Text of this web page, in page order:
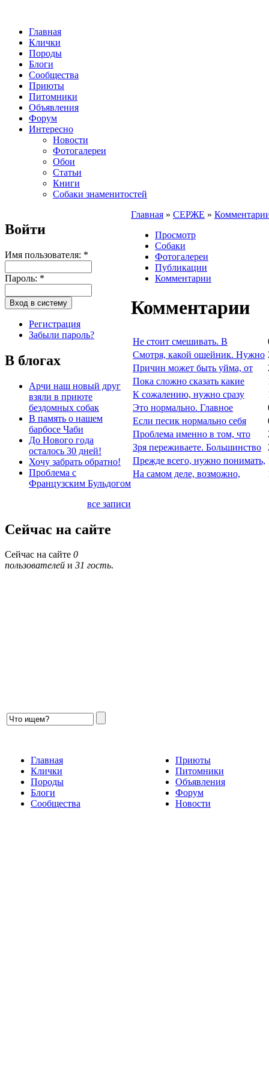
Главная
Клички
Породы
Блоги
Сообщества
Приюты
Питомники
Объявления
Форум
Интересно
Новости
Фотогалереи
Обои
Статьи
Книги
Собаки знаменитостей
Войти
Имя пользователя: *
Пароль: *
Регистрация
Забыли пароль?
В блогах
Арчи наш новый друг
взяли в приюте
бездомных собак
В память о нашем
барбосе Чаби
До Нового года
осталось 30 дней!
Хочу забрать обратно!
Проблема с
Французским Бульдогом
все записи
Сейчас на сайте
Сейчас на сайте 0
пользователей и 31 гость.
Главная » СЕРЖЕ »
Просмотр
Собаки
Фотогалереи
Публикации
Комментарии
Комментарии
Не стоит смешивать. В
Смотря, какой ошейник. Нужно
Причин может быть уйма, от
Пока сложно сказать какие
К сожалению, нужно сразу
Это нормально. Главное
Если песик нормально себя
Проблема именно в том, что
Зря переживаете. Большинство
Прежде всего, нужно понимать,
На самом деле, возможно,
Главная
Клички
Породы
Блоги
Сообщества
Приюты
Питомники
Объявления
Форум
Новости